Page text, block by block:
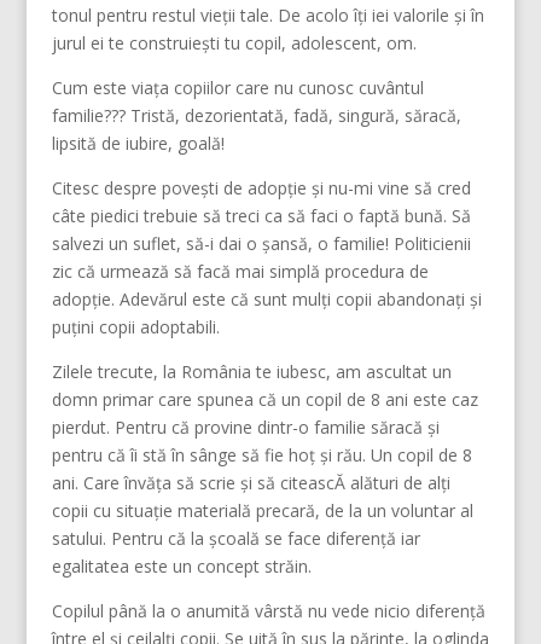
tonul pentru restul vieții tale. De acolo îți iei valorile și în
jurul ei te construiești tu copil, adolescent, om.
Cum este viața copiilor care nu cunosc cuvântul
familie??? Tristă, dezorientată, fadă, singură, săracă,
lipsită de iubire, goală!
Citesc despre povești de adopție și nu-mi vine să cred
câte piedici trebuie să treci ca să faci o faptă bună. Să
salvezi un suflet, să-i dai o șansă, o familie! Politicienii
zic că urmează să facă mai simplă procedura de
adopție. Adevărul este că sunt mulți copii abandonați și
puțini copii adoptabili.
Zilele trecute, la România te iubesc, am ascultat un
domn primar care spunea că un copil de 8 ani este caz
pierdut. Pentru că provine dintr-o familie săracă și
pentru că îi stă în sânge să fie hoț și rău. Un copil de 8
ani. Care învăța să scrie și să citeascĂ alături de alți
copii cu situație materială precară, de la un voluntar al
satului. Pentru că la școală se face diferență iar
egalitatea este un concept străin.
Copilul până la o anumită vârstă nu vede nicio diferență
între el și ceilalți copii. Se uită în sus la părinte, la oglinda